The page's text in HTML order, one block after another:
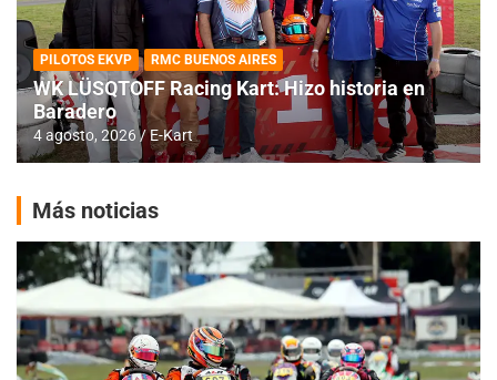
PILOTOS EKVP RMC BUENOS AIRES
WK LÜSQTOFF Racing Kart: Hizo historia en
Baradero
4 agosto, 2026 E-Kart
Más noticias